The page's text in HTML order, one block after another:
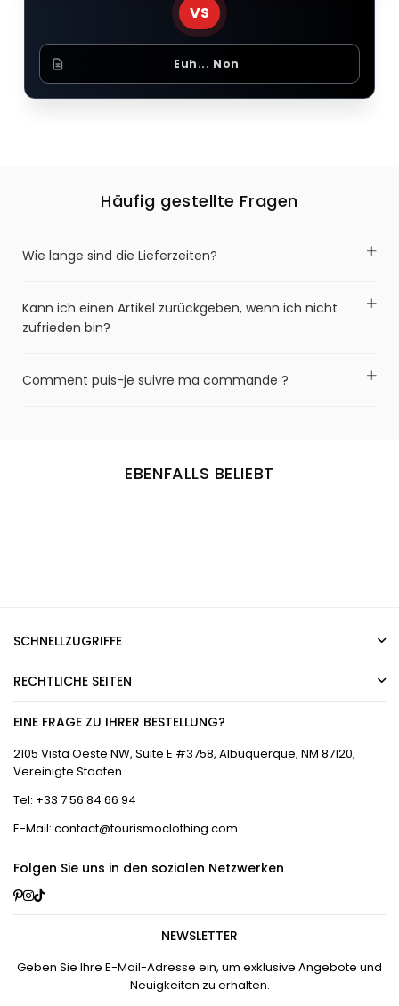
VS
Euh... Non
Häufig gestellte Fragen
Wie lange sind die Lieferzeiten?
Kann ich einen Artikel zurückgeben, wenn ich nicht
zufrieden bin?
Comment puis-je suivre ma commande ?
EBENFALLS BELIEBT
SCHNELLZUGRIFFE
RECHTLICHE SEITEN
EINE FRAGE ZU IHRER BESTELLUNG?
2105 Vista Oeste NW, Suite E #3758, Albuquerque, NM 87120,
Vereinigte Staaten
Tel: +33 7 56 84 66 94
E-Mail: contact@tourismoclothing.com
Folgen Sie uns in den sozialen Netzwerken
Pinterest
Instagram
TikTok
NEWSLETTER
Geben Sie Ihre E-Mail-Adresse ein, um exklusive Angebote und
Neuigkeiten zu erhalten.